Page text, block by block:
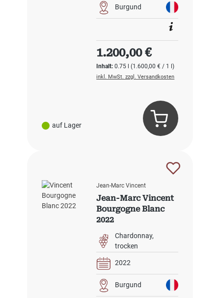
auf Lager
Burgund
Inhalt:0.75 l(1.600,00 € / 1 l)
Regulärer Preis:
1.200,00 €
inkl. MwSt. zzgl. Versandkosten
Jean-Marc Vincent
Jean-Marc Vincent
Bourgogne Blanc
2022
Chardonnay
trocken
2022
Burgund